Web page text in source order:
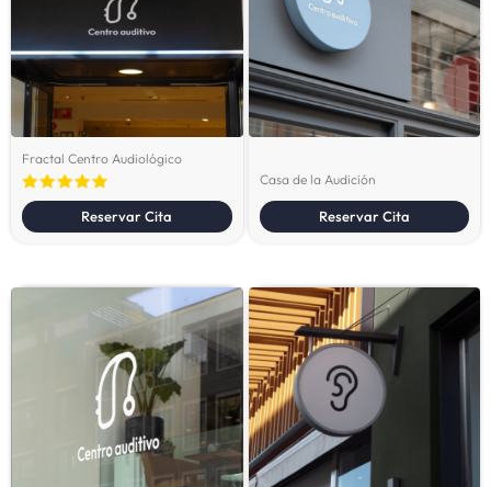
Fractal Centro Audiológico
Reservar Cita
Casa de la Audición
Reservar Cita